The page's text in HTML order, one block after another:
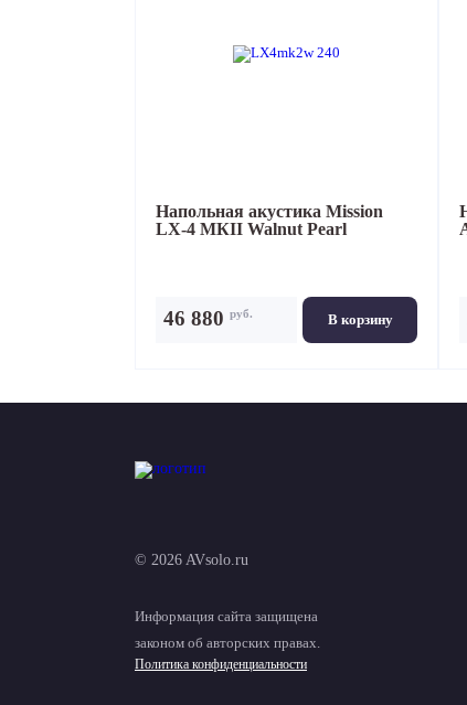
Напольная акустика Mission
LX-4 МКII Walnut Pearl
В корзину
46 880 руб.
© 2026 AVsolo.ru
Информация сайта защищена
законом об авторских правах.
Политика конфиденциальности